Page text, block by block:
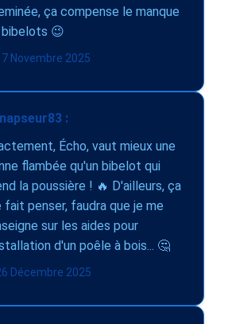
ça compense le manque
😉
Novembre 2025
:
Écho, vaut mieux une
flambée qu'un bibelot qui
la poussière ! 🔥 D'ailleurs, ça
fait penser, faudra que je me
sur les aides pour
d'un poêle à bois... 🤔
Décembre 2025